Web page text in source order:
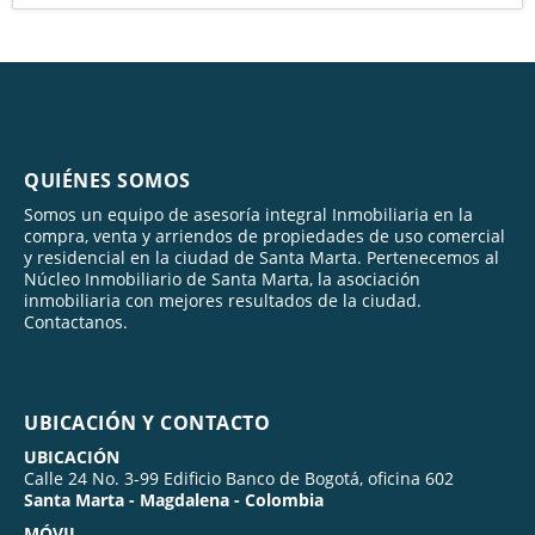
QUIÉNES SOMOS
Somos un equipo de asesoría integral Inmobiliaria en la
compra, venta y arriendos de propiedades de uso comercial
y residencial en la ciudad de Santa Marta. Pertenecemos al
Núcleo Inmobiliario de Santa Marta, la asociación
inmobiliaria con mejores resultados de la ciudad.
Contactanos.
UBICACIÓN Y CONTACTO
UBICACIÓN
Calle 24 No. 3-99 Edificio Banco de Bogotá, oficina 602
Santa Marta - Magdalena - Colombia